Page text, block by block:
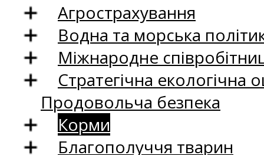
Агрострахування
Водна та морська
Міжнародне
Стратегічна екологічна
Продовольча безпека
Корми
Благополуччя тварин